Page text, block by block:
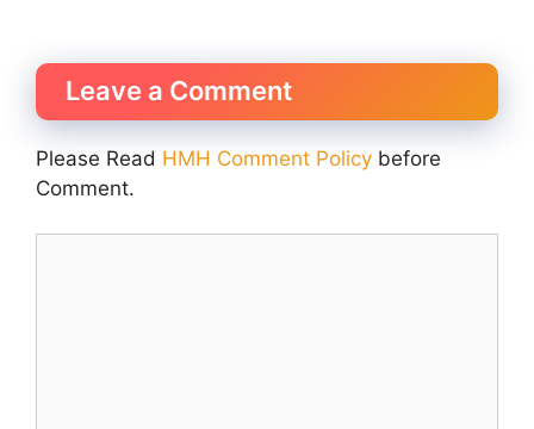
Leave a Comment
Please Read HMH Comment Policy before
Comment.